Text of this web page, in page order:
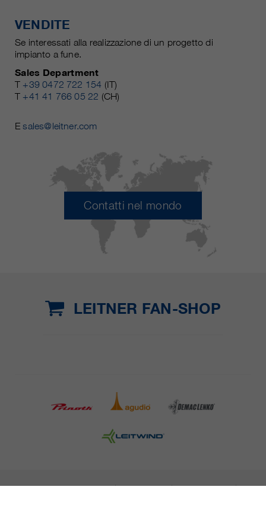
VENDITE
Se interessati alla realizzazione di un progetto di
impianto a fune.
Sales Department
T +39 0472 722 154 (IT)
T +41 41 766 05 22 (CH)
Esales@leitner.com
Contatti nel mondo
LEITNER FAN-SHOP